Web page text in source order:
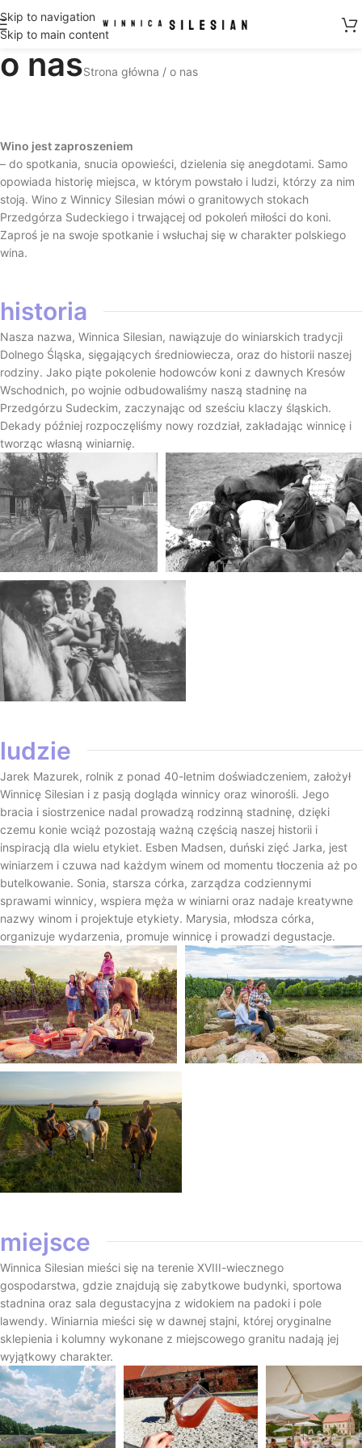
Skip to navigation
Skip to main content
o nasStrona główna o nas
Wino jest zaproszeniem
– do spotkania, snucia opowieści, dzielenia się anegdotami. Samo
opowiada historię miejsca, w którym powstało i ludzi, którzy za nim
stoją. Wino z Winnicy Silesian mówi o granitowych stokach
Przedgórza Sudeckiego i trwającej od pokoleń miłości do koni.
Zaproś je na swoje spotkanie i wsłuchaj się w charakter polskiego
wina.
historia
Nasza nazwa, Winnica Silesian, nawiązuje do winiarskich tradycji
Dolnego Śląska, sięgających średniowiecza, oraz do historii naszej
rodziny. Jako piąte pokolenie hodowców koni z dawnych Kresów
Wschodnich, po wojnie odbudowaliśmy naszą stadninę na
Przedgórzu Sudeckim, zaczynając od sześciu klaczy śląskich.
Dekady później rozpoczęliśmy nowy rozdział, zakładając winnicę i
tworząc własną winiarnię.
ludzie
Jarek Mazurek, rolnik z ponad 40-letnim doświadczeniem, założył
Winnicę Silesian i z pasją dogląda winnicy oraz winorośli. Jego
bracia i siostrzenice nadal prowadzą rodzinną stadninę, dzięki
czemu konie wciąż pozostają ważną częścią naszej historii i
inspiracją dla wielu etykiet. Esben Madsen, duński zięć Jarka, jest
winiarzem i czuwa nad każdym winem od momentu tłoczenia aż po
butelkowanie. Sonia, starsza córka, zarządza codziennymi
sprawami winnicy, wspiera męża w winiarni oraz nadaje kreatywne
nazwy winom i projektuje etykiety. Marysia, młodsza córka,
organizuje wydarzenia, promuje winnicę i prowadzi degustacje.
miejsce
Winnica Silesian mieści się na terenie XVIII-wiecznego
gospodarstwa, gdzie znajdują się zabytkowe budynki, sportowa
stadnina oraz sala degustacyjna z widokiem na padoki i pole
lawendy. Winiarnia mieści się w dawnej stajni, której oryginalne
sklepienia i kolumny wykonane z miejscowego granitu nadają jej
wyjątkowy charakter.